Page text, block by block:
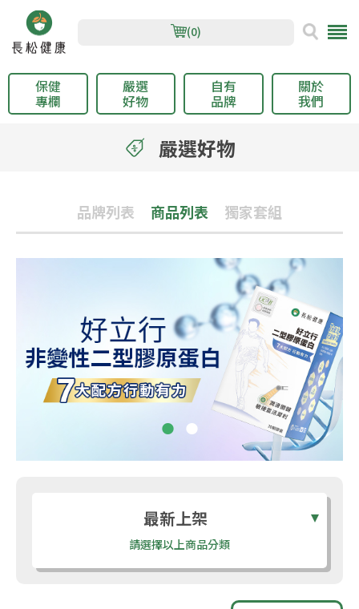
(0)
保健
專欄
嚴選
好物
自有
品牌
關於
我們
嚴選好物
品牌列表 商品列表 獨家套組
最新上架
請選擇以上商品分類